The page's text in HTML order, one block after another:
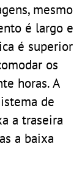
mesmo
é largo e
é superior
os
horas. A
de
a traseira
a baixa